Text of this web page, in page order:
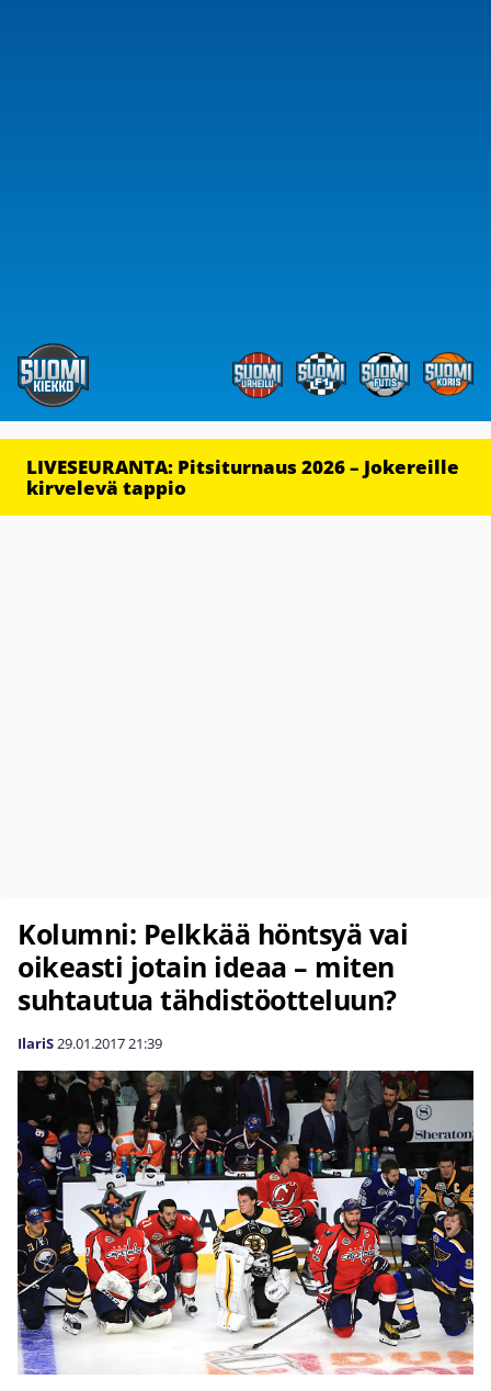
LIVESEURANTA: Pitsiturnaus 2026 – Jokereille
kirvelevä tappio
Kolumni: Pelkkää höntsyä vai
oikeasti jotain ideaa – miten
suhtautua tähdistöotteluun?
IlariS29.01.201721:39